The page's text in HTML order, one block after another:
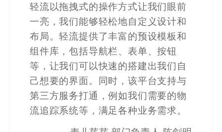
码
解
决
方
案
_
轻流以拖拽式的操作方式让我们眼前
一亮，我们能够轻松地自定义设计和
布局。轻流提供了丰富的预设模板和
组件库，包括导航栏、表单、按钮
等，让我们可以快速的搭建出我们自
己想要的界面。同时，该平台支持与
第三方服务打通，例如我们需要的物
流追踪系统等，满足各种业务需求。